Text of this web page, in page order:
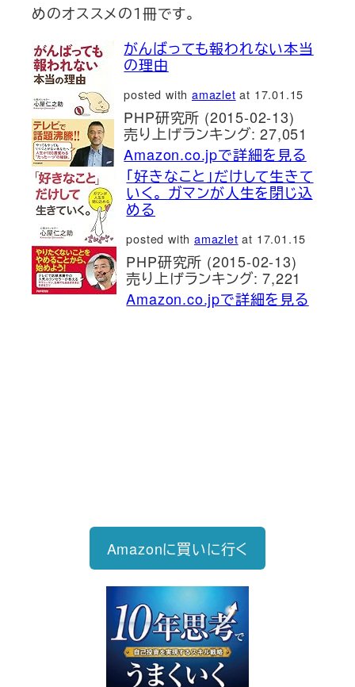
めのオススメの１冊です。
がんばっても報われない本当
の理由
posted with amazlet at 17.01.15
PHP研究所 (2015-02-13)
売り上げランキング: 27,051
Amazon.co.jpで詳細を見る
「好きなこと」だけして生きて
いく。 ガマンが人生を閉じ込
める
posted with amazlet at 17.01.15
PHP研究所 (2015-02-13)
売り上げランキング: 7,221
Amazon.co.jpで詳細を見る
Amazonに買いに行く